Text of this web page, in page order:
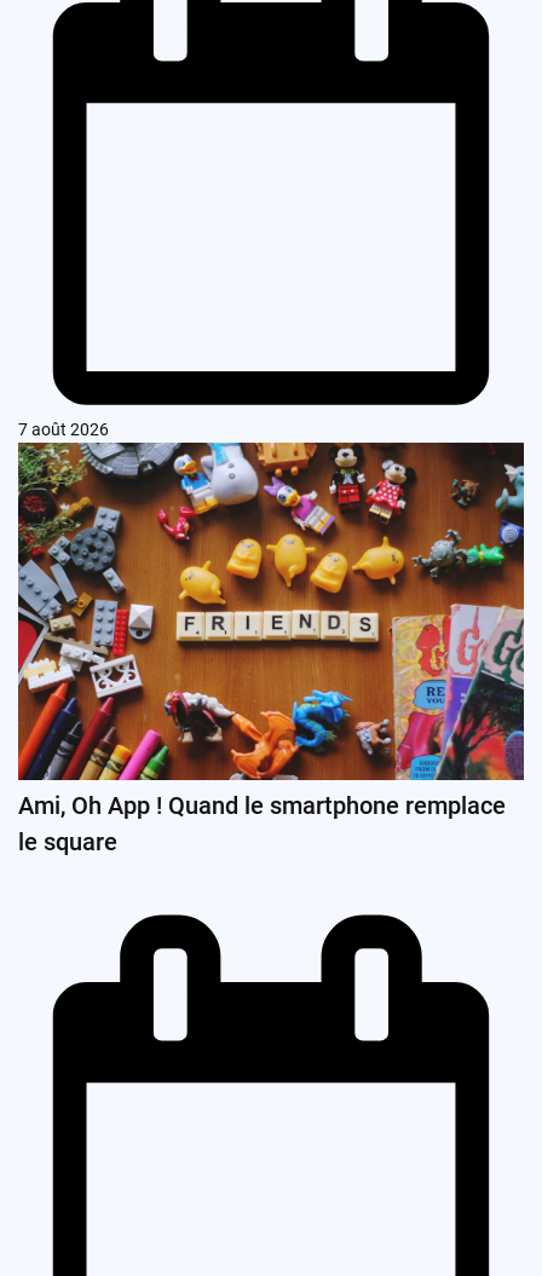
7 août 2026
Ami, Oh App ! Quand le smartphone remplace
le square